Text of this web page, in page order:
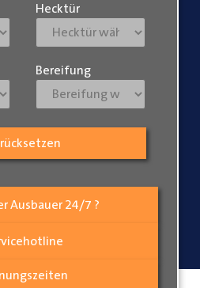
Ausbauer 24/7 ?
Hecktür
Bereifung